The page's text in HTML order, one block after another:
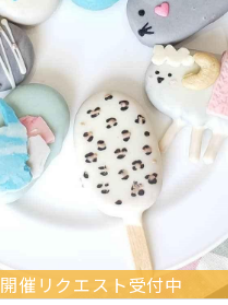
開催リクエスト受付中